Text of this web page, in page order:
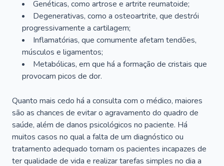
Genéticas, como artrose e artrite reumatoide;
Degenerativas, como a osteoartrite, que destrói
progressivamente a cartilagem;
Inflamatórias, que comumente afetam tendões,
músculos e ligamentos;
Metabólicas, em que há a formação de cristais que
provocam picos de dor.
Quanto mais cedo há a consulta com o médico, maiores
são as chances de evitar o agravamento do quadro de
saúde, além de danos psicológicos no paciente. Há
muitos casos no qual a falta de um diagnóstico ou
tratamento adequado tornam os pacientes incapazes de
ter qualidade de vida e realizar tarefas simples no dia a